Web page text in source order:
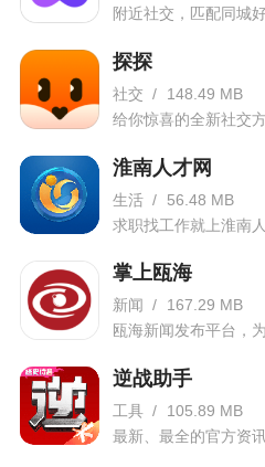
附近社交，匹配同城好
探探
社交 /
148.49 MB
给你惊喜的全新社交
淮南人才网
生活 /
56.48 MB
求职找工作就上淮南
掌上瓯海
新闻 /
167.29 MB
瓯海新闻发布平台，
逆战助手
工具 /
105.89 MB
最新、最全的官方资